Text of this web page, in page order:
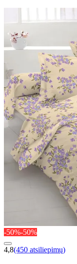
-50%-50%
4,8(450 atsiliepimų)